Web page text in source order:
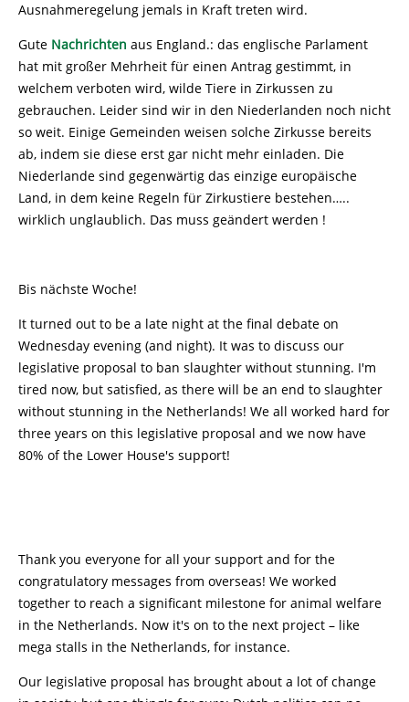
Ausnahmeregelung jemals in Kraft treten wird.
Gute Nachrichten aus England.: das englische Parlament
hat mit großer Mehrheit für einen Antrag gestimmt, in
welchem verboten wird, wilde Tiere in Zirkussen zu
gebrauchen. Leider sind wir in den Niederlanden noch nicht
so weit. Einige Gemeinden weisen solche Zirkusse bereits
ab, indem sie diese erst gar nicht mehr einladen. Die
Niederlande sind gegenwärtig das einzige europäische
Land, in dem keine Regeln für Zirkustiere bestehen…..
wirklich unglaublich. Das muss geändert werden !
Bis nächste Woche!
It turned out to be a late night at the final debate on
Wednesday evening (and night). It was to discuss our
legislative proposal to ban slaughter without stunning. I'm
tired now, but satisfied, as there will be an end to slaughter
without stunning in the Netherlands! We all worked hard for
three years on this legislative proposal and we now have
80% of the Lower House's support!
Thank you everyone for all your support and for the
congratulatory messages from overseas! We worked
together to reach a significant milestone for animal welfare
in the Netherlands. Now it's on to the next project – like
mega stalls in the Netherlands, for instance.
Our legislative proposal has brought about a lot of change